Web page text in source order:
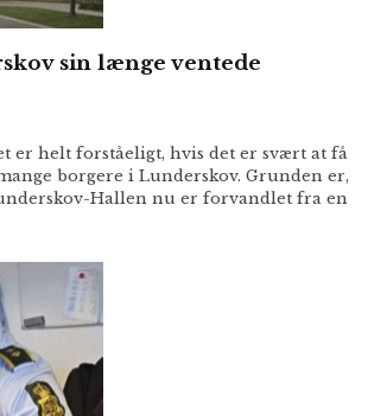
sin længe ventede
er helt forståeligt, hvis det er svært at få
borgere i Lunderskov. Grunden er,
Hallen nu er forvandlet fra en